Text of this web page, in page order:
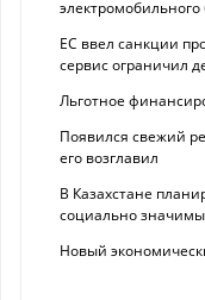
ЕС ввел санкции
сервис ограничил
Льготное
Появился свежий
его возглавил
В Казахстане
социально
Новый